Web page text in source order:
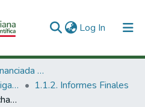
Log In (current)
1. Investigación Financiada con Recursos Públicos
1.1 Productos de investigación
1.1.2. Informes Finales
Diseño y desarrollo de chazos Drywall y de impacto, y camisa para perno de expansión : resumen ejecutivo